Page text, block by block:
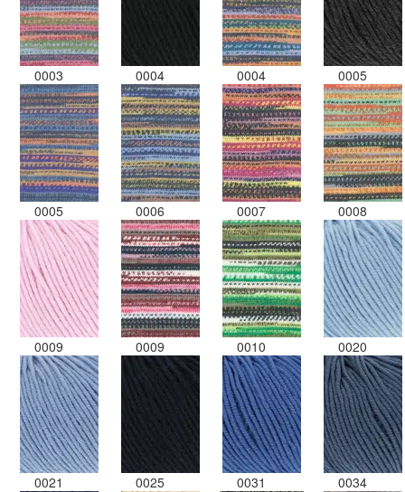
0003 0004 0004 0005
0005 0006 0007 0008
0009 0009 0010 0020
0021 0025 0031 0034